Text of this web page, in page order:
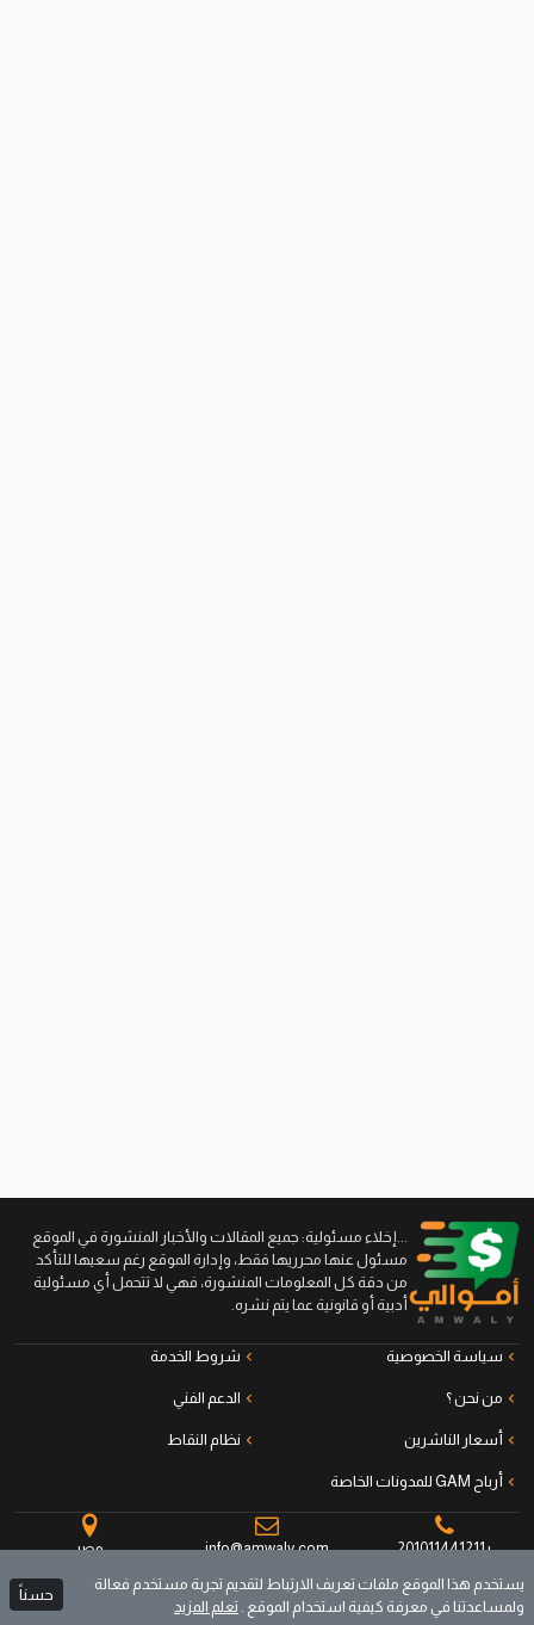
...إخلاء مسئولية: جميع المقالات والأخبار المنشورة في الموقع
مسئول عنها محرريها فقط، وإدارة الموقع رغم سعيها للتأكد
من دقة كل المعلومات المنشورة، فهي لا تتحمل أي مسئولية
أدبية أو قانونية عما يتم نشره.
سياسة الخصوصية شروط الخدمة
من نحن ؟ الدعم الفني
أسعار الناشرين نظام النقاط
أرباح GAM للمدونات الخاصة
+201011441211
info@amwaly.com مصر
جميع الحقوق محفوظة © أموالي منصة الناشرين
يستخدم هذا الموقع ملفات تعريف الارتباط لتقديم تجربة مستخدم فعالة
ولمساعدتنا في معرفة كيفية استخدام الموقع . تعلم المزيد
حسناً